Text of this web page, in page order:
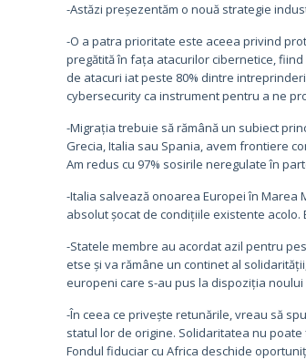
-Astăzi preșezentăm o nouă strategie
-O a patra prioritate este aceea privind
pregătită în fața atacurilor cibernetice,
de atacuri iat peste 80% dintre
cybersecurity ca instrument pentru a ne
-Migrația trebuie să rămână un subiect
Grecia, Italia sau Spania, avem frontiere
Am redus cu 97% sosirile neregulate în
-Italia salvează onoarea Europei în Marea
absolut șocat de condițiile existente
-Statele membre au acordat azil pentru
etse și va rămâne un continet al
europeni care s-au pus la dispoziția
-În ceea ce privește retunările, vreau să
statul lor de origine. Solidaritatea nu
Fondul fiduciar cu Africa deschide